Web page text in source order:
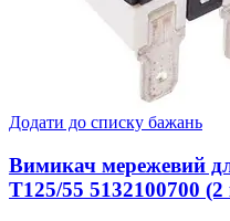
Додати до списку бажань
Вимикач мережевий
T125/55 5132100700